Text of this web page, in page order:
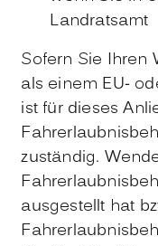
Landratsamt
Sofern Sie Ihren
als einem EU-
ist für dieses
zuständig.
ausgestellt hat